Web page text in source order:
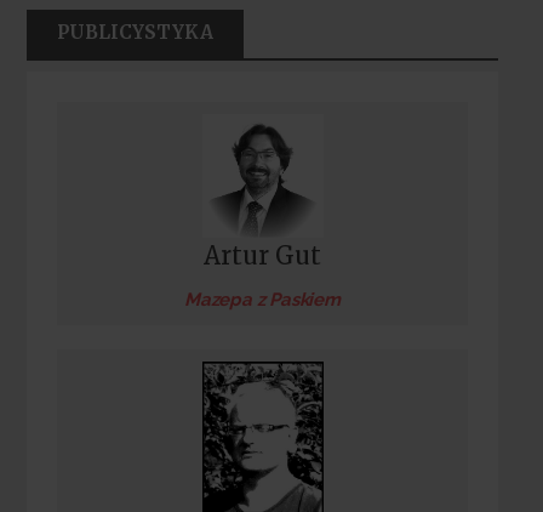
PUBLICYSTYKA
Artur Gut
Mazepa z Paskiem